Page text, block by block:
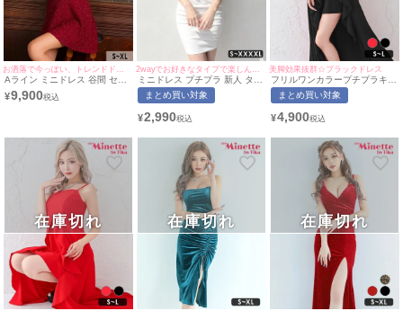
Aライン ミニドレス 谷間 セッ
トアップ ツイード キャミソー
ル ジップ ショルダーリボン キ
¥9,900
ミニドレス プチプラ 新人 タイ
ト ワンピース ラウンジ ノース
リーブ 低身長 谷間 スナック
ドレス (S~XXXXサイズ対応) |
まとめ買い対象
¥2,990
美脚効果抜群☆ブラックドレス
フリルワンカラープチプラキャ
ミソールロングテールドレス
(Sサイズ～Lサイズ)(せいせい/
マイミネット]
まとめ買い対象
¥4,900
在庫切れ 在庫切れ 在庫切れ